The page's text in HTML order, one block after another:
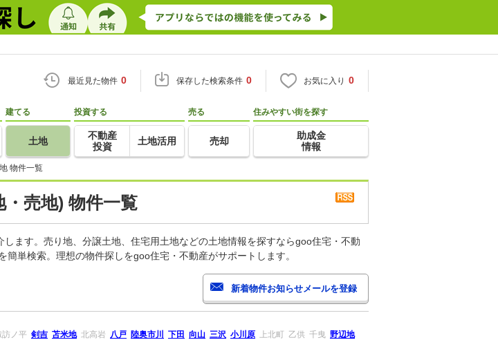
最近見た物件 0 保存した検索条件 0 お気に入り 0
建てる
土地
投資する
不動産
投資
土地活用
売る
売却
住みやすい街を探す
助成金
情報
物件一覧
売地) 物件一覧
ます。売り地、分譲土地、住宅用土地などの土地情報を探すならgoo住宅・不動
単検索。理想の物件探しをgoo住宅・不動産がサポートします。
訪ノ平 剣吉 苫米地 北高岩 八戸 陸奥市川 下田 向山 三沢 小川原 上北町 乙供 千曳 野辺地